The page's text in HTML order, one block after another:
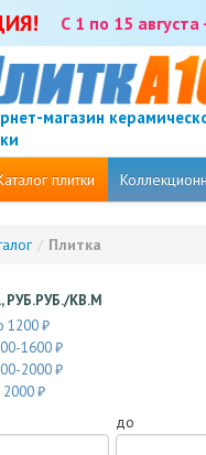
С 1 по 15
магазин
плитки
/ Плитка
РУБ.РУБ./КВ.М
1200 ₽
1600 ₽
2000 ₽
2000 ₽
до